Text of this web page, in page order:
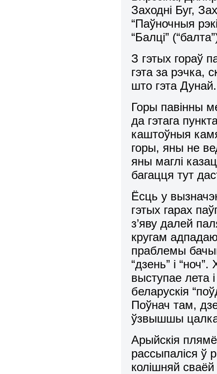
Заходні Буг,
“Паўночныя
“Балці”
З гэтых гораў
гэта за рэчка,
што гэта
Горы павінны
да гэтага
каштоўныя
горы, яны не
яны маглі
багацця тут
Ёсць у
гэтых гарах
з’яву далей
кругам
праблемы
“дзень” і
выступае лета
беларускія
Поўнач там,
ўзвышшы
Арыйскія
рассыпаліся ў
колішняй